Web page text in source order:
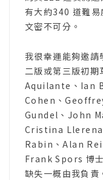
有大約340 道難
文密不可分。
我很幸運能夠邀
二版或第三版初
Aquilante、Ian
Cohen、
Gundel、John
Cristina
Rabin、Alan
Frank Spors 博
缺失一概由我負責